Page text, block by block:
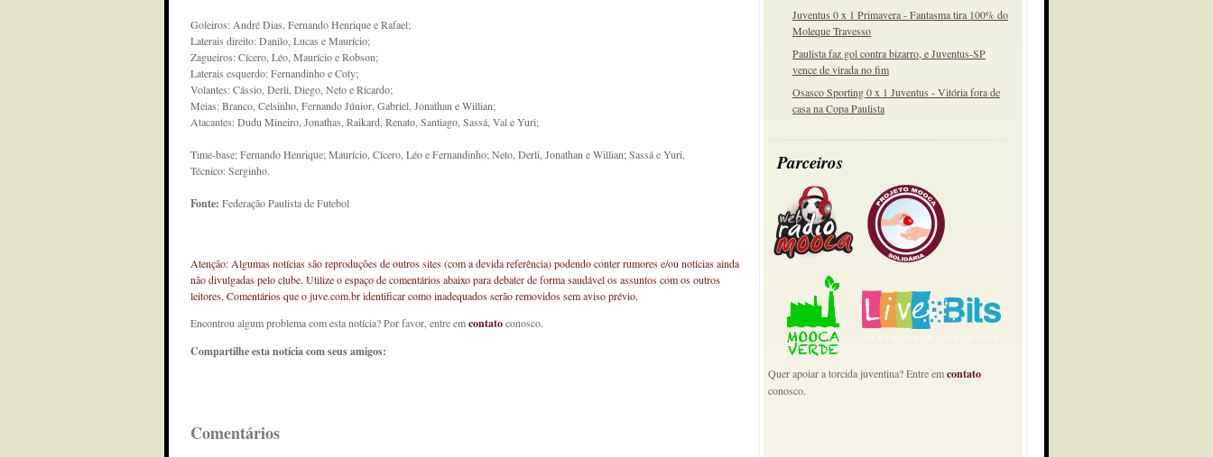
Juventus 0 x 1 Primavera - Fantasma tira 100% do
Moleque Travesso
Paulista faz gol contra bizarro, e Juventus-SP
vence de virada no fim
Osasco Sporting 0 x 1 Juventus - Vitória fora de
casa na Copa Paulista
Parceiros
Quer apoiar a torcida juventina? Entre emcontato
conosco.
Goleiros: André Dias, Fernando Henrique e Rafael;
Laterais direito: Danilo, Lucas e Maurício;
Zagueiros: Cícero, Léo, Maurício e Robson;
Laterais esquerdo: Fernandinho e Coty;
Volantes: Cássio, Derli, Diego, Neto e Ricardo;
Meias: Branco, Celsinho, Fernando Júnior, Gabriel, Jonathan e Willian;
Atacantes: Dudu Mineiro, Jonathas, Raikard, Renato, Santiago, Sassá, Val e Yuri;
Time-base: Fernando Henrique; Maurício, Cícero, Léo e Fernandinho; Neto, Derli, Jonathan e Willian; Sassá e Yuri.
Técnico: Serginho.
Fonte: Federação Paulista de Futebol
Atenção: Algumas notícias são reproduções de outros sites (com a devida referência) podendo conter rumores e/ou notícias ainda
não divulgadas pelo clube. Utilize o espaço de comentários abaixo para debater de forma saudável os assuntos com os outros
leitores. Comentários que o juve.com.br identificar como inadequados serão removidos sem aviso prévio.
Encontrou algum problema com esta notícia? Por favor, entre emcontatoconosco.
Compartilhe esta notícia com seus amigos:
Comentários